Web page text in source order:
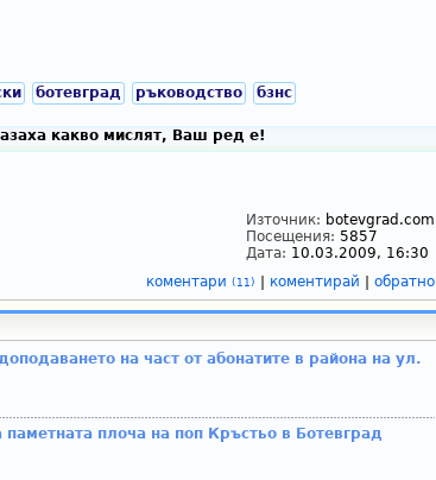
ботевград ръководство бзнс
какво мислят, Ваш ред е!
Източник: botevgrad.com
Посещения: 5857
Дата: 10.03.2009, 16:30
коментари (11) коментирай обратно
на част от абонатите в района на ул.
плоча на поп Кръстьо в Ботевград